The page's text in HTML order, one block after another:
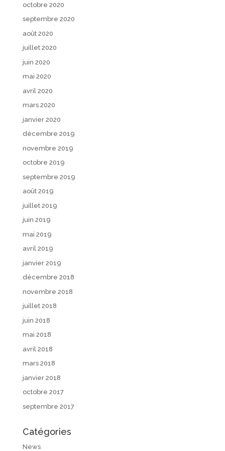
octobre 2020
septembre 2020
août 2020
juillet 2020
juin 2020
mai 2020
avril 2020
mars 2020
janvier 2020
décembre 2019
novembre 2019
octobre 2019
septembre 2019
août 2019
juillet 2019
juin 2019
mai 2019
avril 2019
janvier 2019
décembre 2018
novembre 2018
juillet 2018
juin 2018
mai 2018
avril 2018
mars 2018
janvier 2018
octobre 2017
septembre 2017
Catégories
News